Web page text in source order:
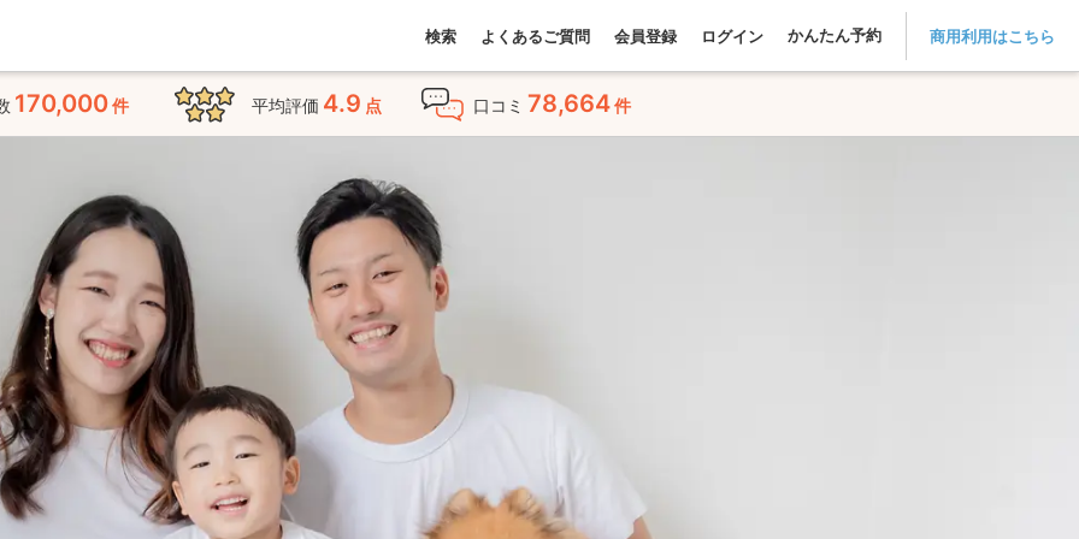
検索 よくあるご質問 会員登録 ログイン かんたん予約 商用利用はこちら
170,000件 平均評価 4.9 点 口コミ 78,664件